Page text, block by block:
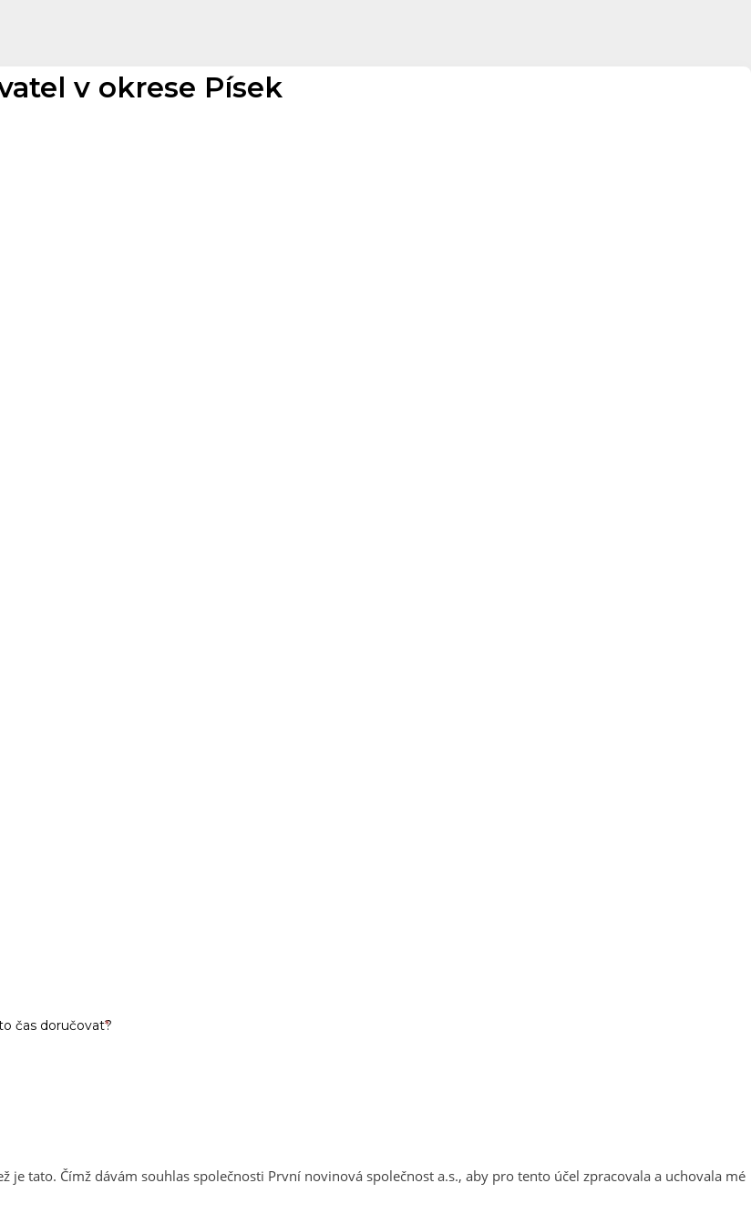
v okrese Písek
čas doručovat?
*
tato. Čímž dávám souhlas společnosti První novinová společnost a.s., aby pro tento účel zpracovala a uchovala mé